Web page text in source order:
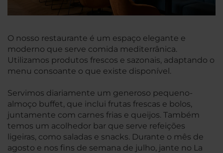
O nosso restaurante é um espaço elegante e
moderno que serve comida mediterrânica.
Utilizamos produtos frescos e sazonais, adaptando o
menu consoante o que existe disponível.
Servimos diariamente um generoso pequeno-
almoço buffet, que inclui frutas frescas e bolos,
juntamente com carnes frias e queijos. Também
temos um acolhedor bar que serve refeições
ligeiras, como saladas e snacks. Durante o mês de
agosto e nos fins de semana de julho, jante no La